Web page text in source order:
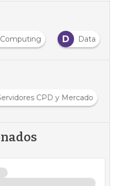
D Data
CPD y Mercado